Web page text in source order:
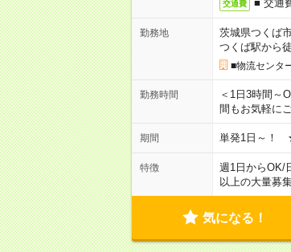
交通費 ■ 交通
勤務地
茨城県つくば
つくば駅から
■物流センタ
勤務時間
＜1日3時間～
間もお気軽に
期間 単発1日～！
特徴 週1日からOK/
以上の大量募
気になる！